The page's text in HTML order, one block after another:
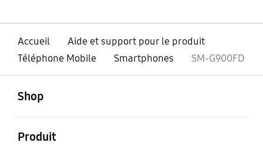
Accueil
Aide et support pour le produit
Téléphone Mobile
Smartphones SM-G900FD
Shop
Produit